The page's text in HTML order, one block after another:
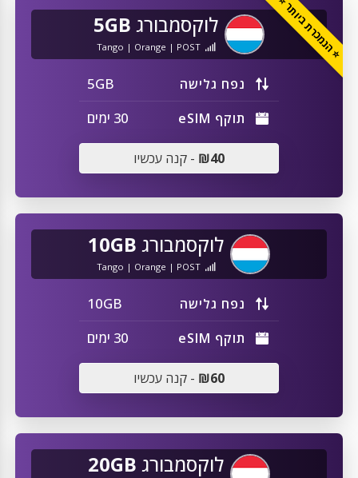
⭐ הנמכרת ביותר ⭐ לוקסמבורג 5GB
Tango | Orange | POST
נפח גלישה 5GB
תוקף eSIM 30 ימים
₪40 - קנה עכשיו
לוקסמבורג 10GB
Tango | Orange | POST
נפח גלישה 10GB
תוקף eSIM 30 ימים
₪60 - קנה עכשיו
לוקסמבורג 20GB